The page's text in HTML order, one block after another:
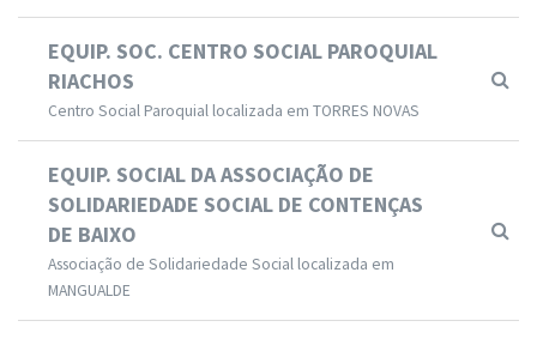
EQUIP. SOC. CENTRO SOCIAL PAROQUIAL
RIACHOS
Centro Social Paroquial localizada em TORRES NOVAS
EQUIP. SOCIAL DA ASSOCIAÇÃO DE
SOLIDARIEDADE SOCIAL DE CONTENÇAS
DE BAIXO
Associação de Solidariedade Social localizada em
MANGUALDE